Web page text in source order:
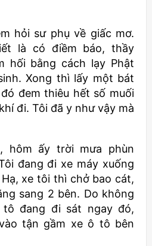
hỏi sư phụ về giấc mơ.
là có điềm báo, thầy
hối bằng cách lạy Phật
Xong thì lấy một bát
đem thiêu hết số muối
đi. Tôi đã y như vậy mà
hôm ấy trời mưa phùn
đang đi xe máy xuống
xe tôi thì chở bao cát,
sang 2 bên. Do không
đang đi sát ngay đó,
tận gầm xe ô tô bên